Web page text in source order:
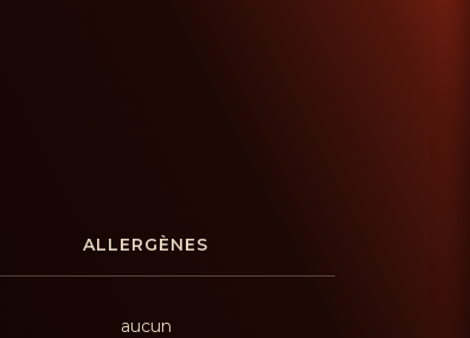
ALLERGÈNES
aucun